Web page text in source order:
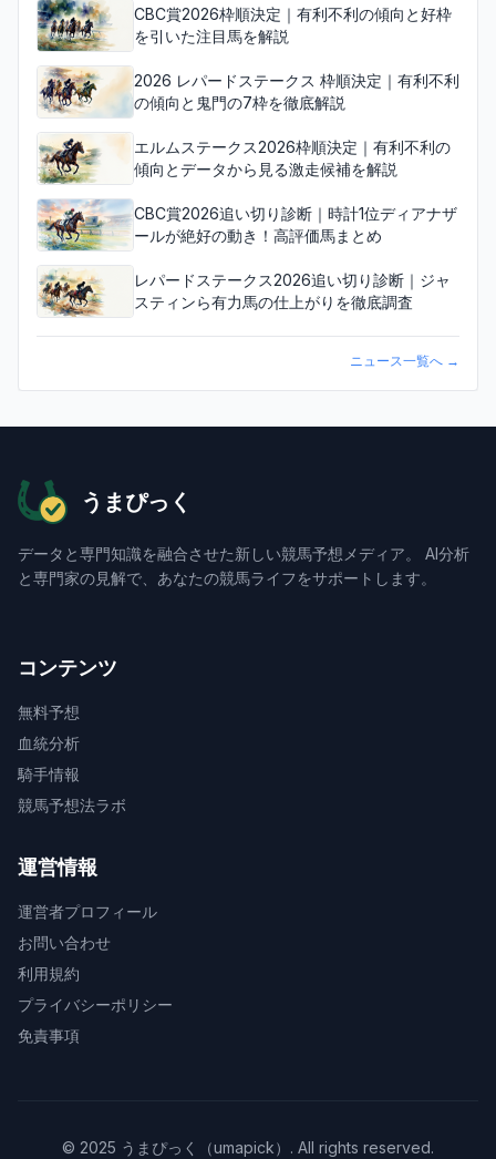
CBC賞2026枠順決定｜有利不利の傾向と好枠
を引いた注目馬を解説
2026 レパードステークス 枠順決定｜有利不利
の傾向と鬼門の7枠を徹底解説
エルムステークス2026枠順決定｜有利不利の
傾向とデータから見る激走候補を解説
CBC賞2026追い切り診断｜時計1位ディアナザ
ールが絶好の動き！高評価馬まとめ
レパードステークス2026追い切り診断｜ジャ
スティンら有力馬の仕上がりを徹底調査
ニュース一覧へ →
うまぴっく
データと専門知識を融合させた新しい競馬予想メディア。 AI分析
と専門家の見解で、あなたの競馬ライフをサポートします。
コンテンツ
無料予想
血統分析
騎手情報
競馬予想法ラボ
運営情報
運営者プロフィール
お問い合わせ
利用規約
プライバシーポリシー
免責事項
© 2025 うまぴっく（umapick）. All rights reserved.